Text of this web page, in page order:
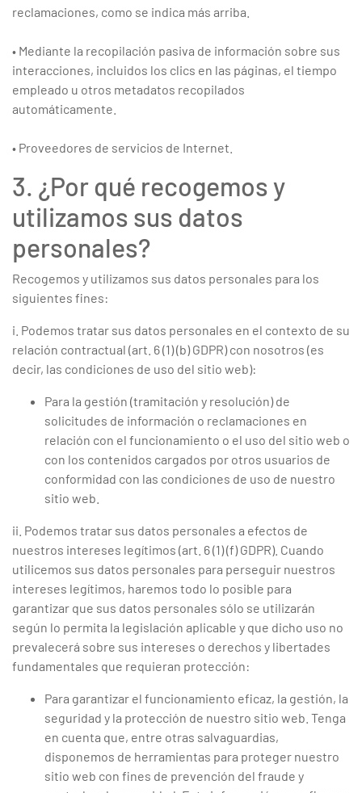
reclamaciones, como se indica más arriba.
• Mediante la recopilación pasiva de información sobre sus
interacciones, incluidos los clics en las páginas, el tiempo
empleado u otros metadatos recopilados
automáticamente.
• Proveedores de servicios de Internet.
3. ¿Por qué recogemos y
utilizamos sus datos
personales?
Recogemos y utilizamos sus datos personales para los
siguientes fines:
i. Podemos tratar sus datos personales en el contexto de su
relación contractual (art. 6 (1) (b) GDPR) con nosotros (es
decir, las condiciones de uso del sitio web):
Para la gestión (tramitación y resolución) de
solicitudes de información o reclamaciones en
relación con el funcionamiento o el uso del sitio web o
con los contenidos cargados por otros usuarios de
conformidad con las condiciones de uso de nuestro
sitio web.
ii. Podemos tratar sus datos personales a efectos de
nuestros intereses legítimos (art. 6 (1) (f) GDPR). Cuando
utilicemos sus datos personales para perseguir nuestros
intereses legítimos, haremos todo lo posible para
garantizar que sus datos personales sólo se utilizarán
según lo permita la legislación aplicable y que dicho uso no
prevalecerá sobre sus intereses o derechos y libertades
fundamentales que requieran protección:
Para garantizar el funcionamiento eficaz, la gestión, la
seguridad y la protección de nuestro sitio web. Tenga
en cuenta que, entre otras salvaguardias,
disponemos de herramientas para proteger nuestro
sitio web con fines de prevención del fraude y